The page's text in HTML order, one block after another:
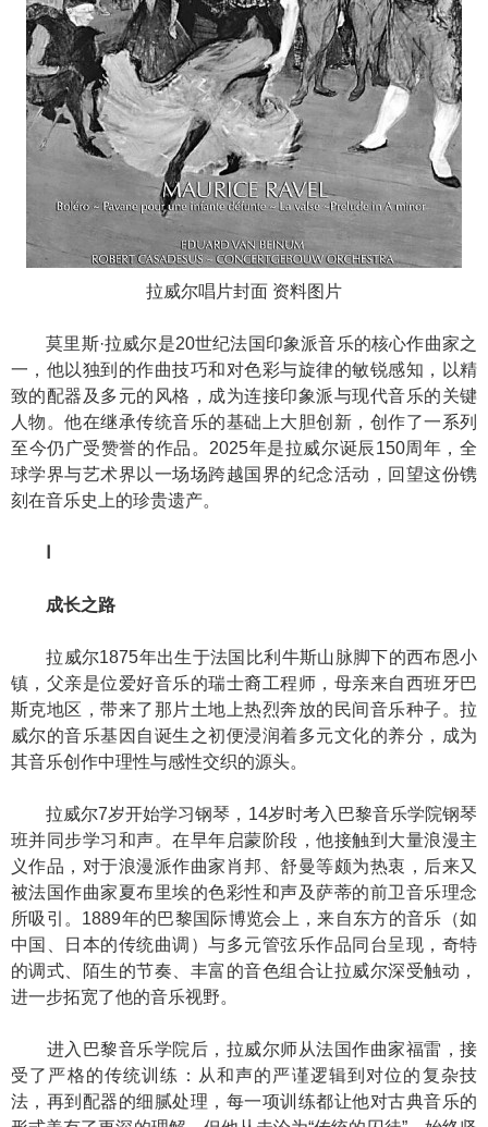
拉威尔唱片封面 资料图片
莫里斯·拉威尔是20世纪法国印象派音乐的核心作曲家之
一，他以独到的作曲技巧和对色彩与旋律的敏锐感知，以精
致的配器及多元的风格，成为连接印象派与现代音乐的关键
人物。他在继承传统音乐的基础上大胆创新，创作了一系列
至今仍广受赞誉的作品。2025年是拉威尔诞辰150周年，全
球学界与艺术界以一场场跨越国界的纪念活动，回望这份镌
刻在音乐史上的珍贵遗产。
成长之路
拉威尔1875年出生于法国比利牛斯山脉脚下的西布恩小
镇，父亲是位爱好音乐的瑞士裔工程师，母亲来自西班牙巴
斯克地区，带来了那片土地上热烈奔放的民间音乐种子。拉
威尔的音乐基因自诞生之初便浸润着多元文化的养分，成为
其音乐创作中理性与感性交织的源头。
拉威尔7岁开始学习钢琴，14岁时考入巴黎音乐学院钢琴
班并同步学习和声。在早年启蒙阶段，他接触到大量浪漫主
义作品，对于浪漫派作曲家肖邦、舒曼等颇为热衷，后来又
被法国作曲家夏布里埃的色彩性和声及萨蒂的前卫音乐理念
所吸引。1889年的巴黎国际博览会上，来自东方的音乐（如
中国、日本的传统曲调）与多元管弦乐作品同台呈现，奇特
的调式、陌生的节奏、丰富的音色组合让拉威尔深受触动，
进一步拓宽了他的音乐视野。
进入巴黎音乐学院后，拉威尔师从法国作曲家福雷，接
受了严格的传统训练：从和声的严谨逻辑到对位的复杂技
法，再到配器的细腻处理，每一项训练都让他对古典音乐的